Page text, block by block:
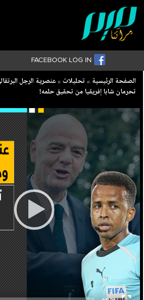
FACEBOOK LOG IN
Breadcrumb
الصفحة الرئيسية تحليلات
عنصرية الرجل
تحرمان شابا إفريقيا من تحقيق حلمه!